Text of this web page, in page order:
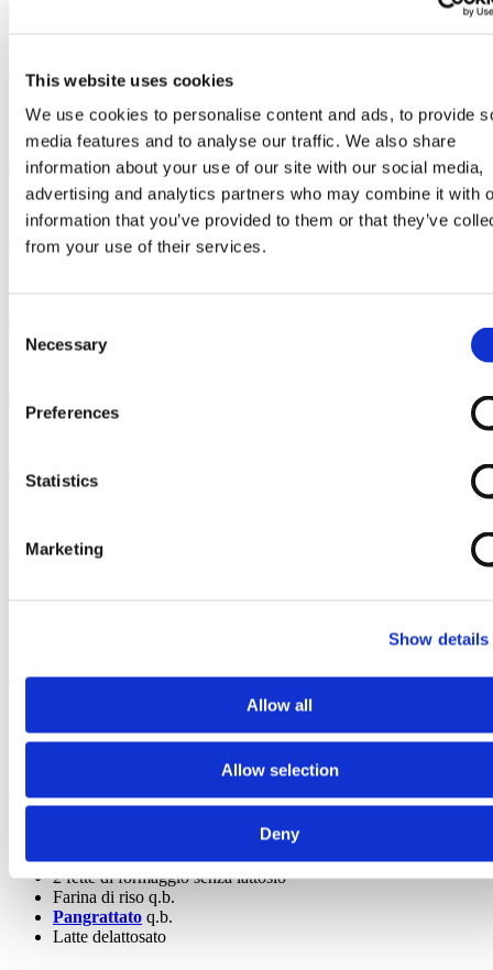
This website uses cookies
We use cookies to personalise content and ads, to provide
media features and to analyse our traffic. We also share
information about your use of our site with our social media,
advertising and analytics partners who may combine it with
information that you’ve provided to them or that they’ve
from your use of their services.
Selection
Necessary
Preferences
Statistics
Marketing
Show details
Allow all
Allow selection
Deny
Toast classico e toast al forno
Ricetta:Io cucino free
Facile
Toast classico
2 fette di prosciutto cotto senza glutine e senza lattosio
2 fette di formaggio senza lattosio
Toast al forno
Nutrifree
2 fette di prosciutto cotto senza glutie e senza lattosio
2 fette di formaggio senza lattosio
Farina di riso q.b.
Pangrattato q.b.
Latte delattosato